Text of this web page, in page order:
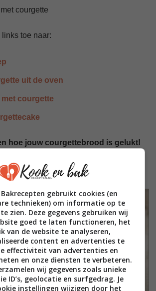
courgette
toe naar:
uit de oven
courgette
hoe jouw courgettebrood is gelukt!
meer courgettes uit de moestuin
Bakrecepten gebruikt cookies (en
technieken) om informatie op te
zien. Deze gegevens gebruiken wij
goed te laten functioneren, het
van de website te analyseren,
content en advertenties te
effectiviteit van advertenties en
en onze diensten te verbeteren.
wij gegevens zoals unieke
ID’s, geolocatie en surfgedrag. Je
instellingen wijzigen door het